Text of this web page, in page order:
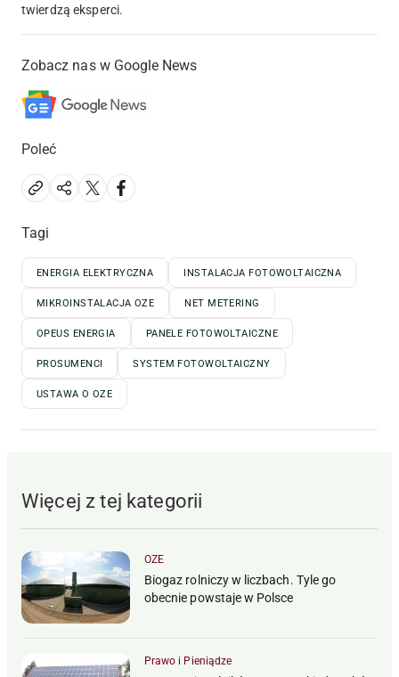
twierdzą eksperci.
Zobacz nas w Google News
Poleć
Tagi
ENERGIA ELEKTRYCZNA INSTALACJA FOTOWOLTAICZNA
MIKROINSTALACJA OZE NET METERING
OPEUS ENERGIA PANELE FOTOWOLTAICZNE
PROSUMENCI SYSTEM FOTOWOLTAICZNY
USTAWA O OZE
Więcej z tej kategorii
OZE
Biogaz rolniczy w liczbach. Tyle go
obecnie powstaje w Polsce
Prawo i Pieniądze